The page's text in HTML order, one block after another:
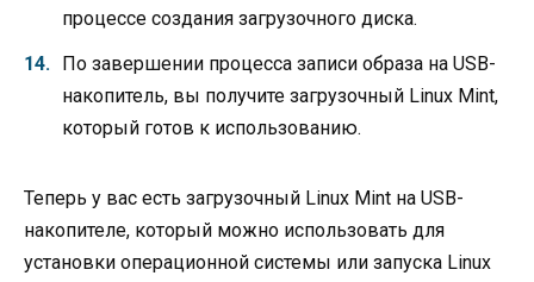
процессе создания загрузочного диска.
По завершении процесса записи образа на USB-
накопитель, вы получите загрузочный Linux Mint,
который готов к использованию.
Теперь у вас есть загрузочный Linux Mint на USB-
накопителе, который можно использовать для
установки операционной системы или запуска Linux